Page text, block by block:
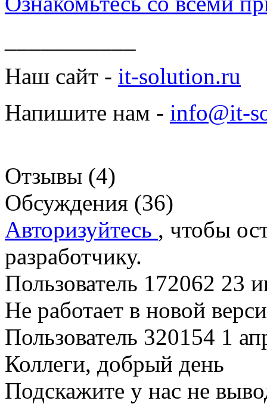
Наш сайт - it-solution.ru
Напишите нам - info@it-
Отзывы (4)
Обсуждения (36)
Авторизуйтесь , чтобы
разработчику.
Пользователь 172062 23
Не работает в новой
Пользователь 320154 1
Коллеги, добрый день
Подскажите у нас не